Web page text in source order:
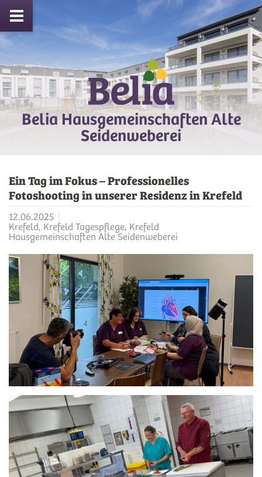
Belia Hausgemeinschaften Alte
Seidenweberei
Ein Tag im Fokus – Professionelles
Fotoshooting in unserer Residenz in Krefeld
12.06.2025
Krefeld, Krefeld Tagespflege, Krefeld
Hausgemeinschaften Alte Seidenweberei